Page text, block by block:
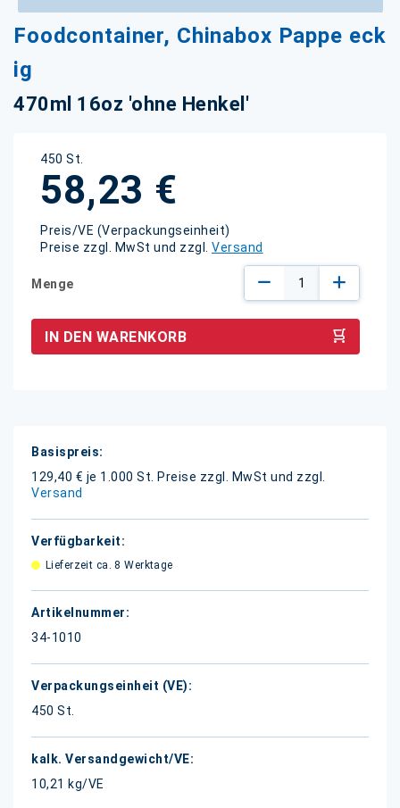
Foodcontainer, Chinabox Pappe eck
ig
470ml 16oz 'ohne Henkel'
450 St.
58,23 €
Preis/VE (Verpackungseinheit)
Preise zzgl. MwSt und zzgl. Versand
Menge
IN DEN WARENKORB
Weitere
Informationen
129,40 € je 1.000 St.
Preise zzgl. MwSt und zzgl.
Versand
Lieferzeit ca. 8 Werktage
34-1010
450 St.
10,21 kg/VE
Anfang
der
Bildgalerie
springen